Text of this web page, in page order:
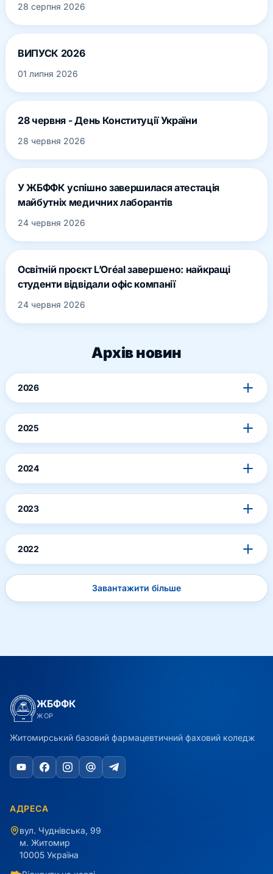
28 серпня 2026
ВИПУСК 2026
01 липня 2026
28 червня - День Конституції України
28 червня 2026
У ЖБФФК успішно завершилася атестація
майбутніх медичних лаборантів
24 червня 2026
Освітній проєкт L’Oréal завершено: найкращі
студенти відвідали офіс компанії
24 червня 2026
Архів новин
2026
2025
2024
2023
2022
Завантажити більше
ЖБФФК
ЖОР
Житомирський базовий фармацевтичний фаховий коледж
АДРЕСА
вул. Чуднівська, 99
м. Житомир
10005 Україна